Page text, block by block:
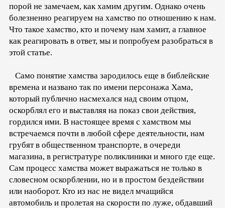
порой не замечаем, как хамим другим. Однако очень
болезненно реагируем на хамство по отношению к нам.
Что такое хамство, кто и почему нам хамит, а главное
как реагировать в ответ, мы и попробуем разобраться в
этой статье.
Само понятие хамства зародилось еще в библейские
времена и названо так по имени персонажа Хама,
который публично насмехался над своим отцом,
оскорблял его и выставляя на показ свои действия,
гордился ими. В настоящее время с хамством мы
встречаемся почти в любой сфере деятельности, нам
грубят в общественном транспорте, в очереди
магазина, в регистратуре поликлиники и много где еще.
Сам процесс хамства может выражаться не только в
словесном оскорблении, но и в простом бездействии
или наоборот. Кто из нас не видел мчащийся
автомобиль и пролетая на скорости по луже, обдавший